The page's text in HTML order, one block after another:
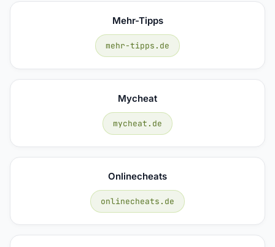
Mehr-Tipps
mehr-tipps.de
Mycheat
mycheat.de
Onlinecheats
onlinecheats.de